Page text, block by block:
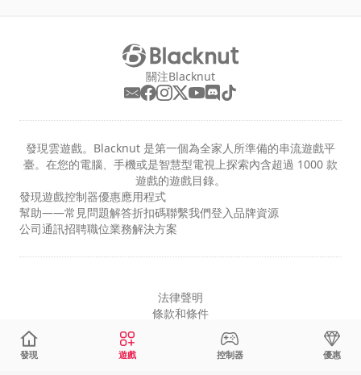
關注Blacknut
發現雲遊戲。Blacknut 是第一個為全家人所準備的串流遊戲平
臺。在您的電腦、手機或是智慧型電視上探索內含超過 1000 款
遊戲的遊戲目錄。
發現遊戲控制器優惠應用程式
幫助——常見問題解答折扣碼聯繫我們登入品牌資源
公司通訊招聘職位業務解決方案
法律聲明
條款和條件
發現 遊戲 控制器 優惠